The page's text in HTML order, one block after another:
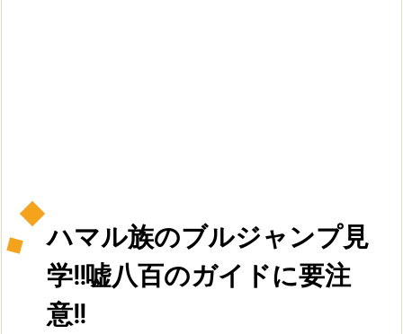
ハマル族のブルジャンプ見
学!!嘘八百のガイドに要注
意!!